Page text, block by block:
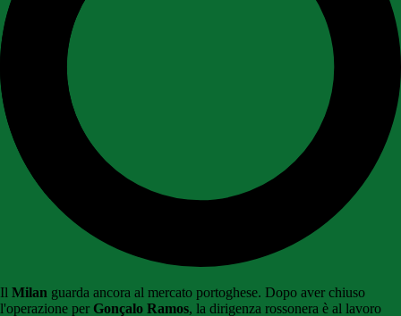
Il Milan guarda ancora al mercato portoghese. Dopo aver chiuso
l'operazione per Gonçalo Ramos, la dirigenza rossonera è al lavoro